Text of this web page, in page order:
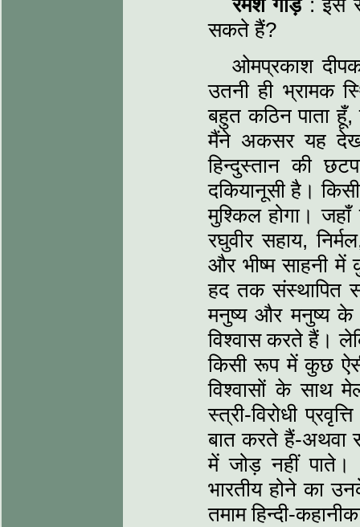
रमेश गौड़: इस
सकते हैं?
ओमप्रकाश
उतनी ही भ्रामक
बहुत कठिन पाता हूँ,
मैंने अकसर यह
हिन्दुस्तान की
दकियानूसी है।
मुश्किल होगा।
रघुवीर सहाय,
और भीष्म साहनी
हद तक संस्थापित
मनुष्य और मनुष्य के
विश्वास करते हैं।
किसी रूप में कुछ
विश्वासों के साथ
स्त्री-विरोधी
बात करते हैं-अथवा
में जोड़ नहीं
भारतीय होने का
तमाम हिन्दी-